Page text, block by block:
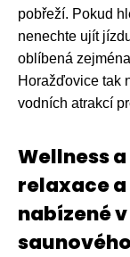
pobřeží. Pokud
nenechte ujít
oblíbená
Horažďovice tak
vodních atrakcí
Wellness
relaxace
nabízené